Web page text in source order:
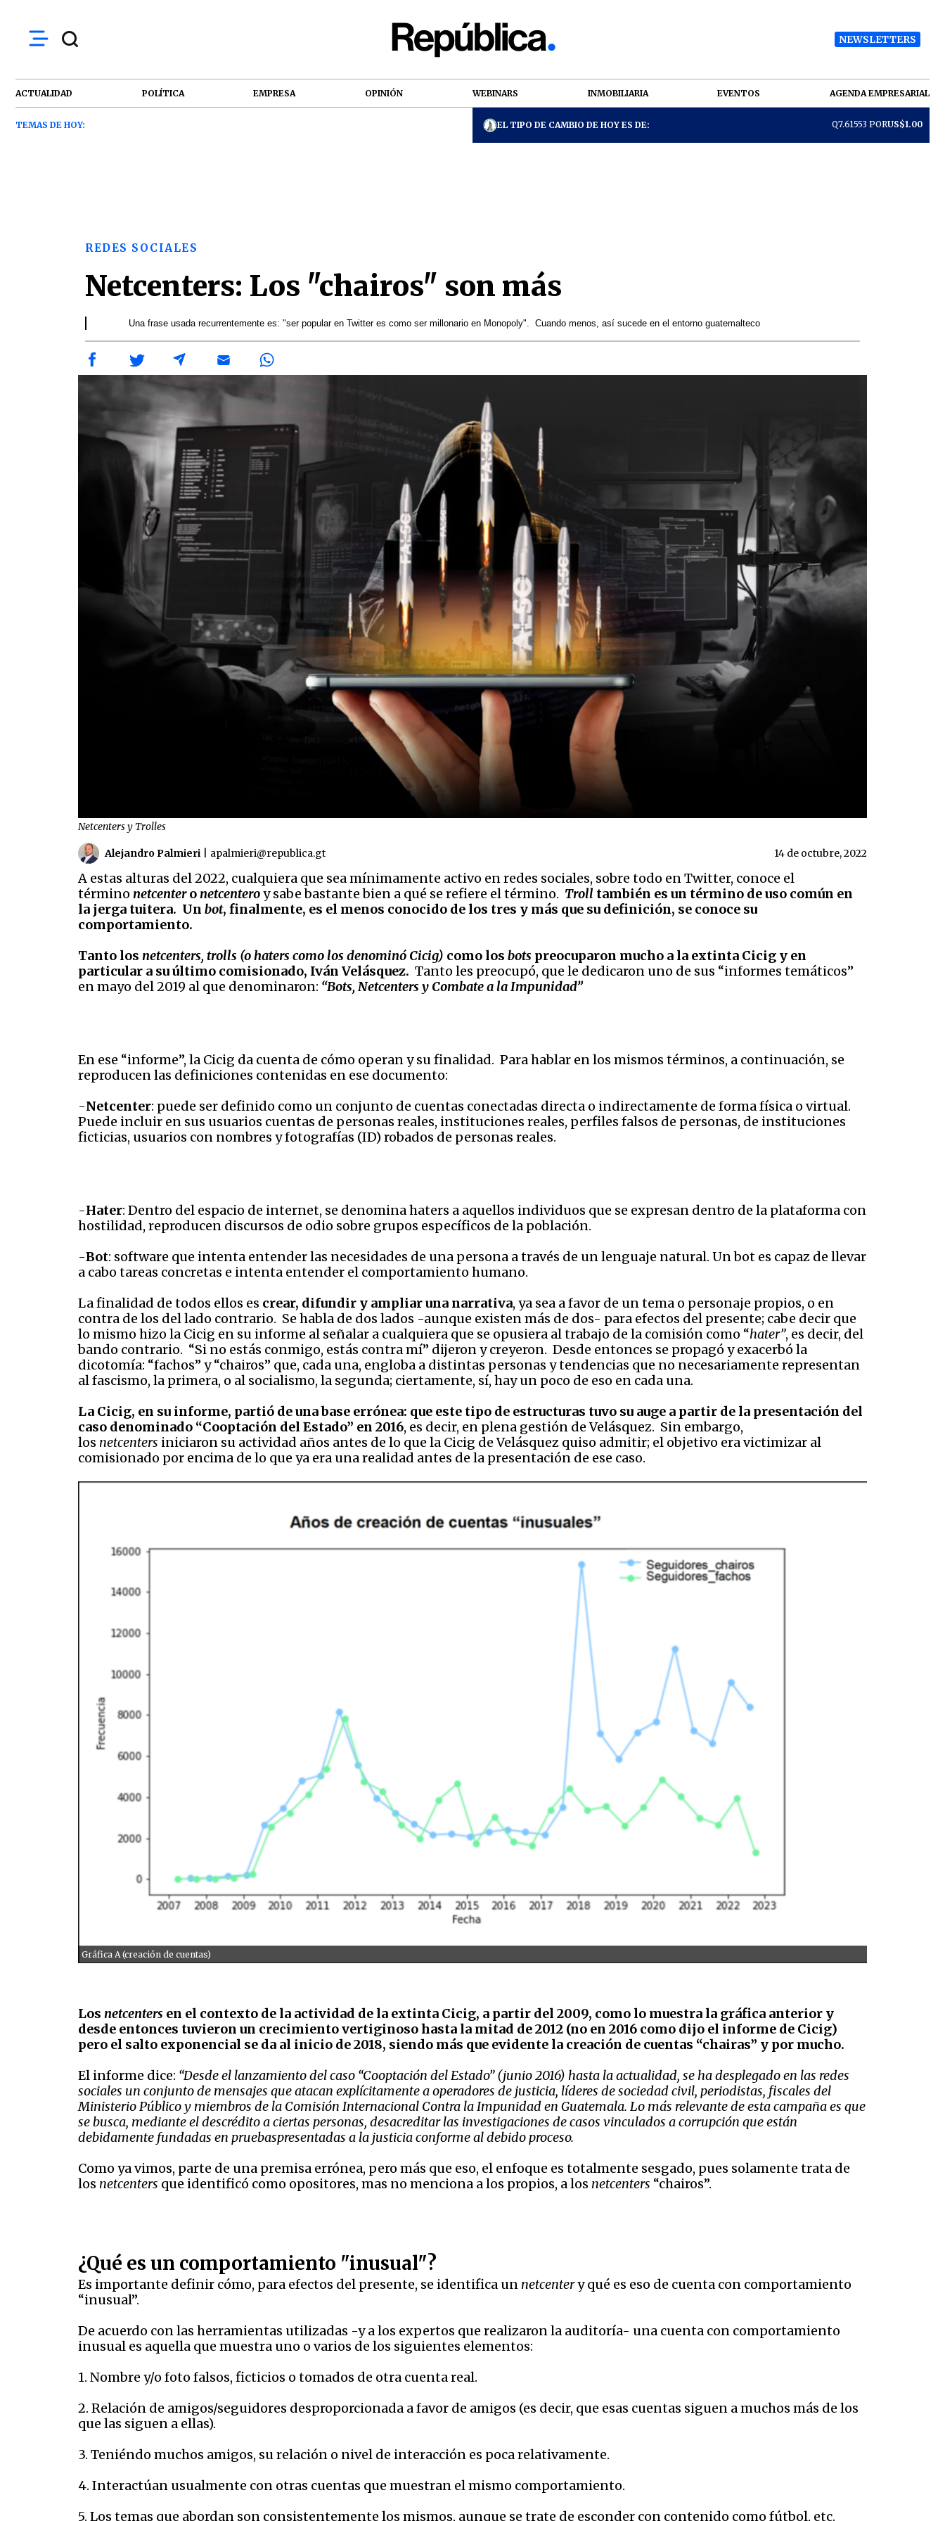
NEWSLETTERS
ACTUALIDAD POLÍTICA EMPRESA OPINIÓN WEBINARS INMOBILIARIA EVENTOS AGENDA EMPRESARIAL
TEMAS DE HOY: EL TIPO DE CAMBIO DE HOY ES DE: Q7.61553 PORUS$1.00
REDES SOCIALES
Netcenters: Los "chairos" son más
Una frase usada recurrentemente es: "ser popular en Twitter es como ser millonario en Monopoly". Cuando menos, así sucede en el entorno guatemalteco
Netcenters y Trolles
Alejandro Palmieri apalmieri@republica.gt 14 de octubre, 2022
A estas alturas del 2022, cualquiera que sea mínimamente activo en redes sociales, sobre todo en Twitter, conoce el
término netcenteronetcenteroy sabe bastante bien a qué se refiere el término. Troll también es un término de uso común en
la jerga tuitera. Un bot, finalmente, es el menos conocido de los tres y más que su definición, se conoce su
comportamiento.
Tanto los netcenters, trolls (o haters como los denominó Cicig) como los bots preocuparon mucho a la extinta Cicig y en
particular a su último comisionado, Iván Velásquez. Tanto les preocupó, que le dedicaron uno de sus “informes temáticos”
en mayo del 2019 al que denominaron: “Bots, Netcenters y Combate a la Impunidad”
En ese “informe”, la Cicig da cuenta de cómo operan y su finalidad. Para hablar en los mismos términos, a continuación, se
reproducen las definiciones contenidas en ese documento:
-Netcenter: puede ser definido como un conjunto de cuentas conectadas directa o indirectamente de forma física o virtual.
Puede incluir en sus usuarios cuentas de personas reales, instituciones reales, perfiles falsos de personas, de instituciones
ficticias, usuarios con nombres y fotografías (ID) robados de personas reales.
-Hater: Dentro del espacio de internet, se denomina haters a aquellos individuos que se expresan dentro de la plataforma con
hostilidad, reproducen discursos de odio sobre grupos específicos de la población.
-Bot: software que intenta entender las necesidades de una persona a través de un lenguaje natural. Un bot es capaz de llevar
a cabo tareas concretas e intenta entender el comportamiento humano.
La finalidad de todos ellos es crear, difundir y ampliar una narrativa, ya sea a favor de un tema o personaje propios, o en
contra de los del lado contrario. Se habla de dos lados -aunque existen más de dos- para efectos del presente; cabe decir que
lo mismo hizo la Cicig en su informe al señalar a cualquiera que se opusiera al trabajo de la comisión como “hater”, es decir, del
bando contrario. “Si no estás conmigo, estás contra mí” dijeron y creyeron. Desde entonces se propagó y exacerbó la
dicotomía: “fachos” y “chairos” que, cada una, engloba a distintas personas y tendencias que no necesariamente representan
al fascismo, la primera, o al socialismo, la segunda; ciertamente, sí, hay un poco de eso en cada una.
La Cicig, en su informe, partió de una base errónea: que este tipo de estructuras tuvo su auge a partir de la presentación del
caso denominado “Cooptación del Estado” en 2016, es decir, en plena gestión de Velásquez. Sin embargo,
los netcenters iniciaron su actividad años antes de lo que la Cicig de Velásquez quiso admitir; el objetivo era victimizar al
comisionado por encima de lo que ya era una realidad antes de la presentación de ese caso.
Gráfica A (creación de cuentas)
Los netcenters en el contexto de la actividad de la extinta Cicig, a partir del 2009, como lo muestra la gráfica anterior y
desde entonces tuvieron un crecimiento vertiginoso hasta la mitad de 2012 (no en 2016 como dijo el informe de Cicig)
pero el salto exponencial se da al inicio de 2018, siendo más que evidente la creación de cuentas “chairas” y por mucho.
El informe dice: “Desde el lanzamiento del caso “Cooptación del Estado” (junio 2016) hasta la actualidad, se ha desplegado en las redes
sociales un conjunto de mensajes que atacan explícitamente a operadores de justicia, líderes de sociedad civil, periodistas, fiscales del
Ministerio Público y miembros de la Comisión Internacional Contra la Impunidad en Guatemala. Lo más relevante de esta campaña es que
se busca, mediante el descrédito a ciertas personas, desacreditar las investigaciones de casos vinculados a corrupción queestán
debidamente fundadas en pruebaspresentadas a la justicia conforme al debido proceso.
Como ya vimos, parte de una premisa errónea, pero más que eso, el enfoque es totalmente sesgado, pues solamente trata de
los netcenters que identificó como opositores, mas no menciona a los propios, a los netcenters “chairos”.
¿Qué es un comportamiento "inusual"?
Es importante definir cómo, para efectos del presente, se identifica un netcentery qué es eso de cuenta con comportamiento
“inusual”.
De acuerdo con las herramientas utilizadas -y a los expertos que realizaron la auditoría- una cuenta con comportamiento
inusual es aquella que muestra uno o varios de los siguientes elementos:
1. Nombre y/o foto falsos, ficticios o tomados de otra cuenta real.
2. Relación de amigos/seguidores desproporcionada a favor de amigos (es decir, que esas cuentas siguen a muchos más de los
que las siguen a ellas).
3. Teniéndo muchos amigos, su relación o nivel de interacción es poca relativamente.
4. Interactúan usualmente con otras cuentas que muestran el mismo comportamiento.
5. Los temas que abordan son consistentemente los mismos, aunque se trate de esconder con contenido como fútbol, etc.